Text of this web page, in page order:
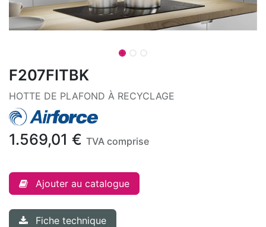
F207FITBK
HOTTE DE PLAFOND À RECYCLAGE
1.569,01 € TVA comprise
Ajouter au catalogue
Fiche technique